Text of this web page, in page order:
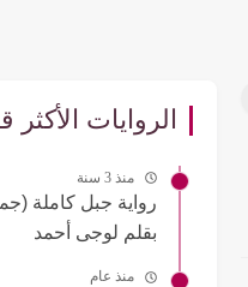
الروايات
منذ 3 سنة
رواية جبل كاملة
بقلم لوجى أحمد
منذ عام